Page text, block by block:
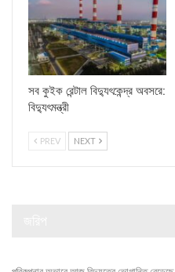
সব কুইক রেন্টাল বিদ্যুৎকেন্দ্র অবসরে:
বিদ্যুৎমন্ত্রী
PREV NEXT